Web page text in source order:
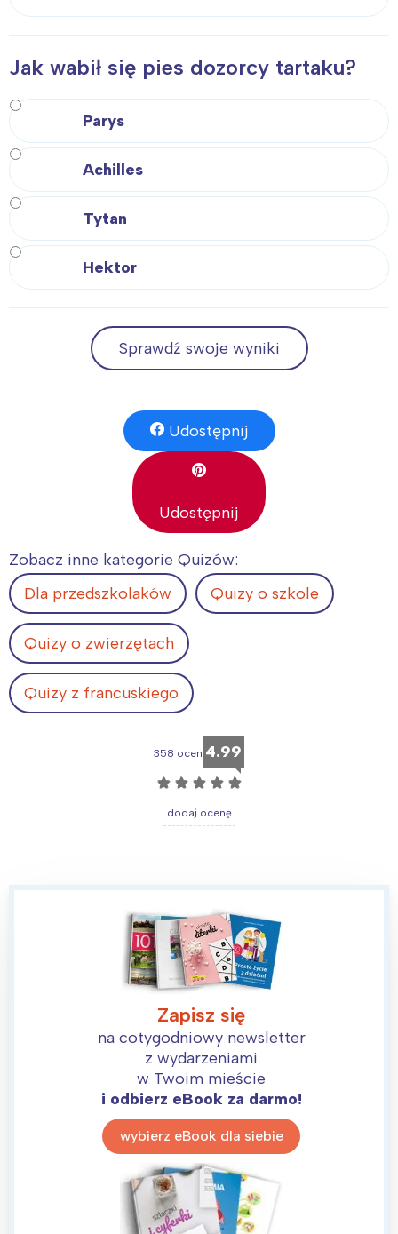
Jak wabił się pies dozorcy tartaku?
Parys
Achilles
Tytan
Hektor
Sprawdź swoje wyniki
Udostępnij
Udostępnij
Zobacz inne kategorie Quizów:
Dla przedszkolaków
Quizy o szkole
Quizy o zwierzętach
Quizy z francuskiego
358 ocen 4.99
☆ ☆ ☆ ☆ ☆
dodaj ocenę
Zapisz się
na cotygodniowy newsletter
z wydarzeniami
w Twoim mieście
i odbierz eBook za darmo!
wybierz eBook dla siebie